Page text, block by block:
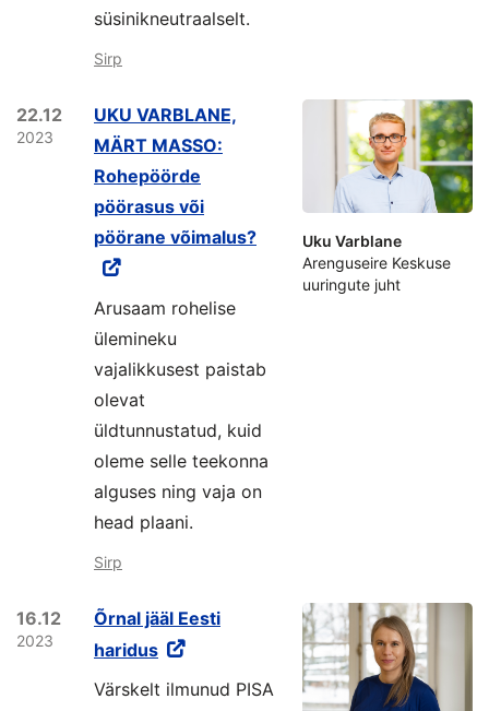
süsinik­neutraalselt.
Sirp
22.12
2023
UKU VARBLANE,
MÄRT MASSO:
Rohepöörde
pöörasus või
pöörane võimalus?
Arusaam rohelise
ülemineku
vajalikkusest paistab
olevat
üldtunnustatud, kuid
oleme selle teekonna
alguses ning vaja on
head plaani.
Sirp
Uku Varblane
Arenguseire Keskuse
uuringute juht
16.12
2023
Õrnal jääl Eesti
haridus
Värskelt ilmunud PISA